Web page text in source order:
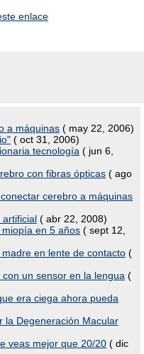
enlace
a máquinas ( may 22, 2006)
( oct 31, 2006)
tecnología ( jun 6,
con fibras ópticas ( ago
cerebro a máquinas
artificial ( abr 22, 2008)
en 5 años ( sept 12,
en lente de contacto (
un sensor en la lengua (
era ciega ahora pueda
la Degeneración Macular
veas mejor que 20/20 ( dic